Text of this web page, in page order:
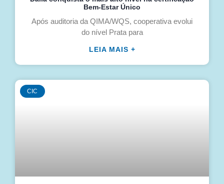
Bem-Estar Único
Após auditoria da QIMA/WQS, cooperativa evolui
do nível Prata para
LEIA MAIS +
CIC